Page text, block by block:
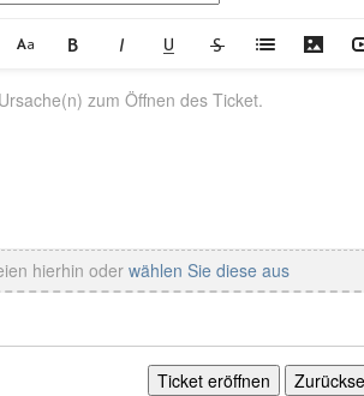
hierhin oder wählen Sie diese aus